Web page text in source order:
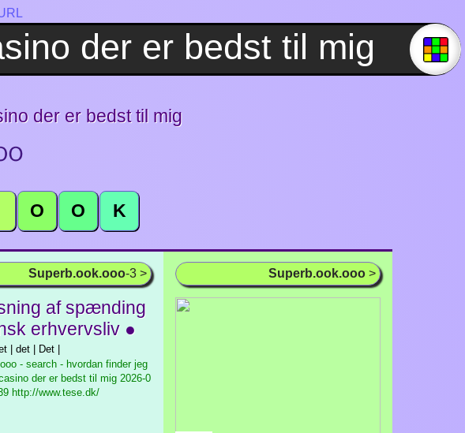
der er bedst til mig
O O K
Superb.ook.ooo-3 >
af spænding
erhvervsliv ●
| det | Det |
- search - hvordan finder jeg
der er bedst til mig 2026-0
http://www.tese.dk/
Superb.ook.ooo >